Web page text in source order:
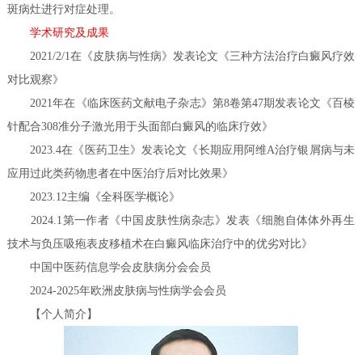
斑病灶进行对症处理。
学术研究及成果
2021/2/1在《皮肤病与性病》发表论文《三种方法治疗白癜风疗效
对比观察》
2021年在《临床医药文献电子杂志》第8卷第47期发表论文《百棱
针配合308准分子激光用于头面部白癜风的临床疗效》
2023.4在《医药卫生》发表论文《长期应用阿维A治疗银屑病与未
应用过此类药物患者在中医治疗后对比效果》
2023.12主编《全科医学概论》
2024.1第一作者《中国皮肤性病杂志》发表《细胞自体体外再生
技术与负压吸疱表皮移植术在白癜风临床治疗中的优劣对比》
中国中医药信息学会皮肤病分会会员
2024-2025年欧洲皮肤病与性病学会会员
【个人简介】